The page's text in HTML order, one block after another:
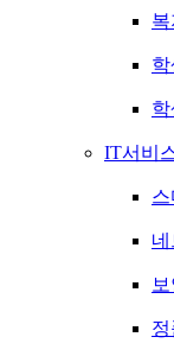
복
IT서비